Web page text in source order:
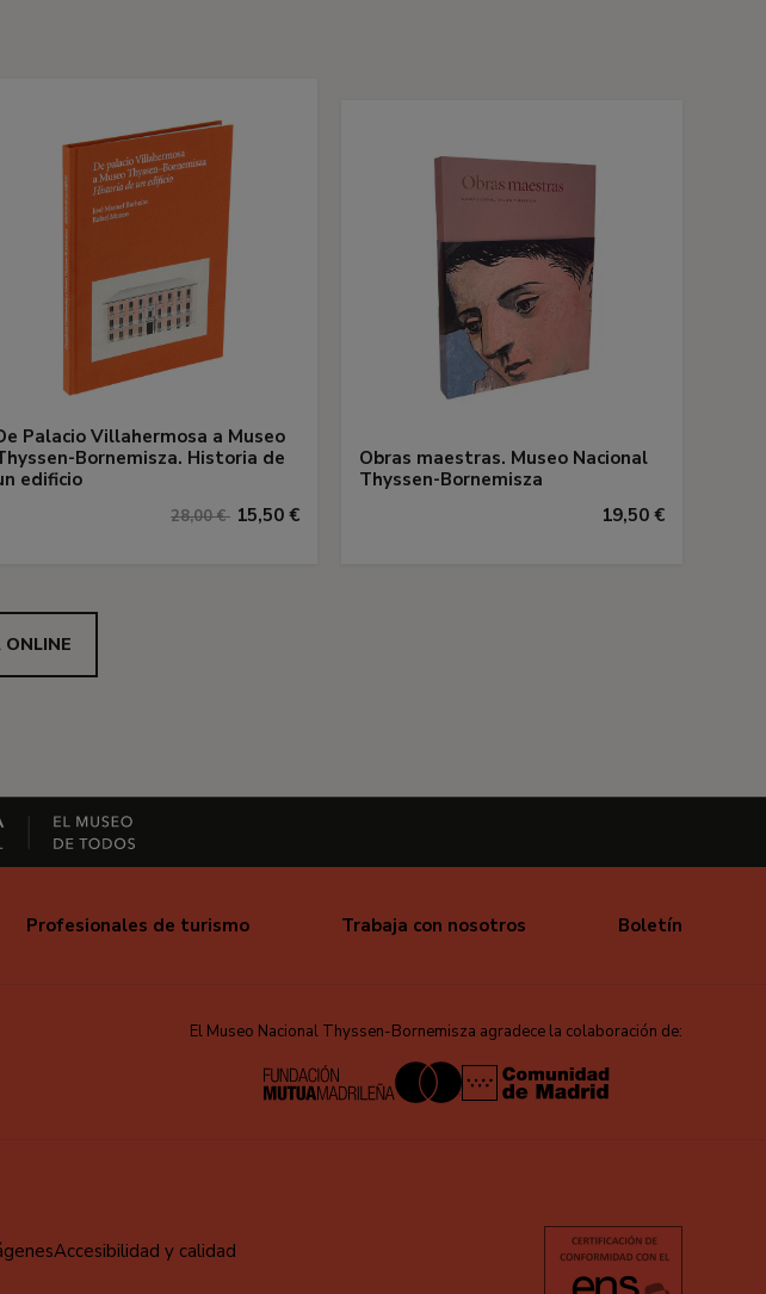
Palacio Villahermosa a Museo
Bornemisza. Historia de
edificio
28,00 € 15,50 €
Obras maestras. Museo Nacional
Thyssen-Bornemisza
19,50 €
Profesionales de turismo Trabaja con nosotros Boletín
El Museo Nacional Thyssen-Bornemisza agradece la colaboración de:
Accesibilidad y calidad